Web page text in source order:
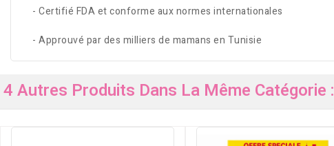
- Certifié FDA et conforme aux normes internationales
- Approuvé par des milliers de mamans en Tunisie
4 Autres Produits Dans La Même Catégorie :